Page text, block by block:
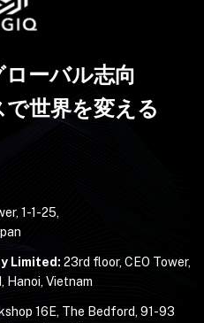
ーバル志向
世界を変える
1-1-25,
Limited: 23rd floor, CEO Tower,
Hanoi, Vietnam
16E, The Bedford, 91-93